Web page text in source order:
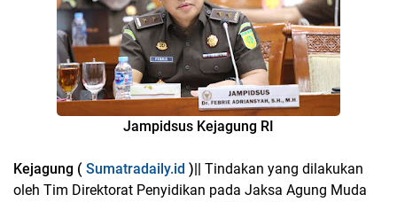
Jampidsus Kejagung RI
Kejagung ( Sumatradaily.id )|| Tindakan yang dilakukan
oleh Tim Direktorat Penyidikan pada Jaksa Agung Muda